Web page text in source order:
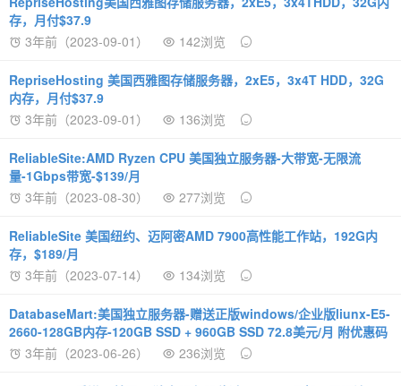
存，月付$37.9
3年前（2023-09-01）
142浏览
RepriseHosting 美国西雅图存储服务器，2xE5，3x4T HDD，32G
内存，月付$37.9
3年前（2023-09-01）
136浏览
ReliableSite:AMD Ryzen CPU 美国独立服务器-大带宽-无限流
量-1Gbps带宽-$139/月
3年前（2023-08-30）
277浏览
ReliableSite 美国纽约、迈阿密AMD 7900高性能工作站，192G内
存，$189/月
3年前（2023-07-14）
134浏览
DatabaseMart:美国独立服务器-赠送正版windows/企业版liunx-E5-
2660-128GB内存-120GB SSD + 960GB SSD 72.8美元/月 附优惠码
3年前（2023-06-26）
236浏览